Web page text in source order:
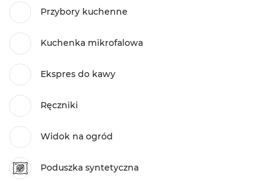
Przybory kuchenne
Kuchenka mikrofalowa
Ekspres do kawy
Ręczniki
Widok na ogród
Poduszka syntetyczna